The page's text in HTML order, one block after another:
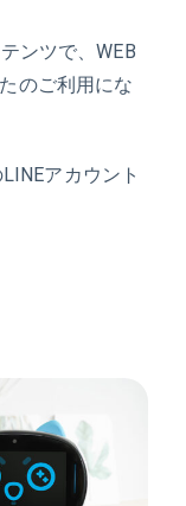
ンツで、WEB
のご利用にな
アカウント